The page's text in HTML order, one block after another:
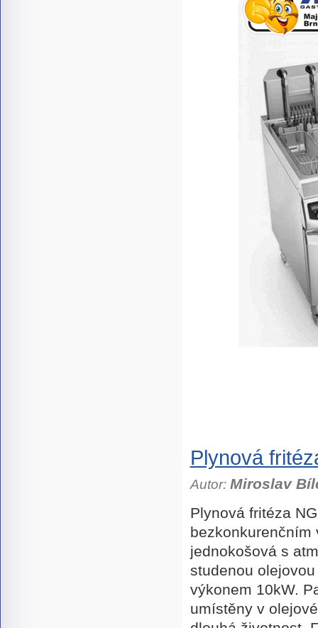
Plynová
Autor: Miroslav
Plynová fritéza
bezkonkurenčním
jednokošová s
studenou
výkonem 10kW.
umístěny v